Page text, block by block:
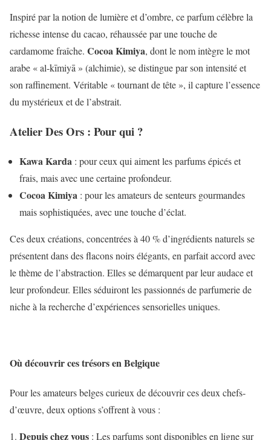
Inspiré par la notion de lumière et d’ombre, ce parfum célèbre la
richesse intense du cacao, réhaussée par une touche de
cardamome fraîche. Cocoa Kimiya, dont le nom intègre le mot
arabe « al-kīmiyā » (alchimie), se distingue par son intensité et
son raffinement. Véritable « tournant de tête », il capture l’essence
du mystérieux et de l’abstrait.
Atelier Des Ors : Pour qui ?
Kawa Karda : pour ceux qui aiment les parfums épicés et
frais, mais avec une certaine profondeur.
Cocoa Kimiya : pour les amateurs de senteurs gourmandes
mais sophistiquées, avec une touche d’éclat.
Ces deux créations, concentrées à 40 % d’ingrédients naturels se
présentent dans des flacons noirs élégants, en parfait accord avec
le thème de l’abstraction. Elles se démarquent par leur audace et
leur profondeur. Elles séduiront les passionnés de parfumerie de
niche à la recherche d’expériences sensorielles uniques.
Où découvrir ces trésors en Belgique
Pour les amateurs belges curieux de découvrir ces deux chefs-
d’œuvre, deux options s’offrent à vous :
Depuis chez vous : Les parfums sont disponibles en ligne sur